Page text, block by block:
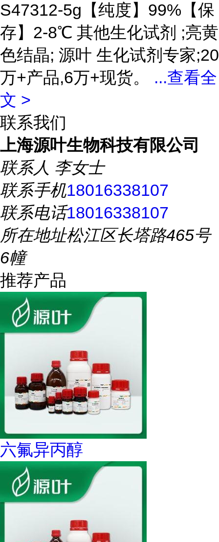
S47312-5g【纯度】99%【保
存】2-8℃ 其他生化试剂 ;亮黄
色结晶; 源叶 生化试剂专家;20
万+产品,6万+现货。 ...查看全
文 >
联系我们
上海源叶生物科技有限公司
联系人 李女士
联系手机18016338107
联系电话18016338107
所在地址松江区长塔路465号
6幢
推荐产品
六氟异丙醇